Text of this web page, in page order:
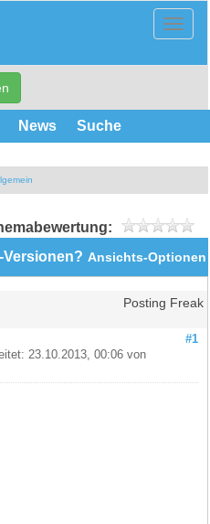
News Suche
Ansichts-Optionen
Versionen?
Posting Freak
#1
23.10.2013, 00:06 von